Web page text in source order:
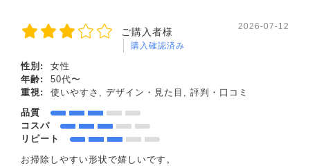
ご購入者様
購入確認済み
2026-07-12
性別:
女性
年齢:
50代〜
重視:
使いやすさ, デザイン・見た目, 評判・口コミ
品質
コスパ
リピート
お掃除しやすい形状で嬉しいです。